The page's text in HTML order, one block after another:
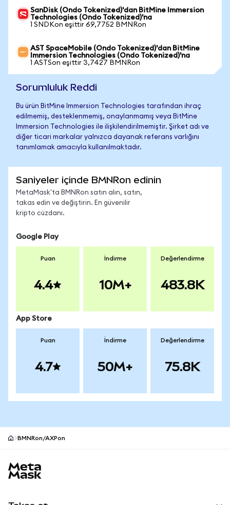
SanDisk (Ondo Tokenized)'dan BitMine Immersion
Technologies (Ondo Tokenized)'na
1 SNDKon eşittir 69,7752 BMNRon
AST SpaceMobile (Ondo Tokenized)'dan BitMine
Immersion Technologies (Ondo Tokenized)'na
1 ASTSon eşittir 3,7427 BMNRon
Sorumluluk Reddi
Bu ürün BitMine Immersion Technologies tarafından ihraç
edilmemiş, desteklenmemiş, onaylanmamış veya BitMine
Immersion Technologies ile ilişkilendirilmemiştir. Şirket adı ve
diğer ticari markalar yalnızca dayanak referans varlığını
tanımlamak amacıyla kullanılmaktadır.
Saniyeler içinde BMNRon edinin
MetaMask'ta BMNRon satın alın, satın,
takas edin ve değiştirin. En güvenilir
kripto cüzdanı.
Google Play
Puan
4.4
İndirme
10M+
Değerlendirme
483.8K
App Store
Puan
4.7
İndirme
50M+
Değerlendirme
75.8K
BMNRon/AXPon